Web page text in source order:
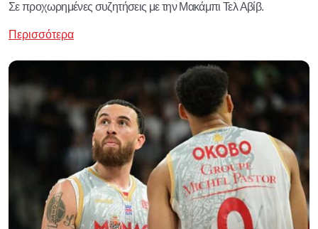
Σε προχωρημένες συζητήσεις με την Μακάμπι Τελ Αβίβ.
Περισσότερα